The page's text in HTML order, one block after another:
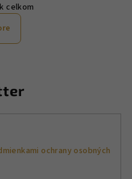
e
celkom
ochrany osobných